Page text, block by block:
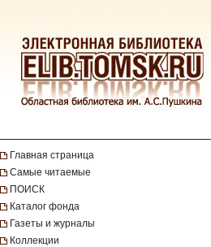
Главная страница
Самые читаемые
ПОИСК
Каталог фонда
Газеты и журналы
Коллекции